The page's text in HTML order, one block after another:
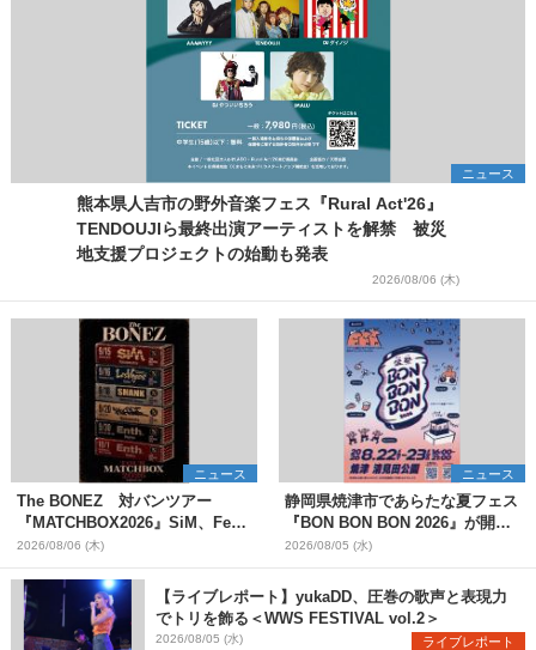
ニュース
熊本県人吉市の野外音楽フェス『Rural Act'26』
TENDOUJIら最終出演アーティストを解禁 被災
地支援プロジェクトの始動も発表
2026/08/06 (木)
ニュース
The BONEZ 対バンツアー
『MATCHBOX2026』SiM、Fear,
and Loathing in Las Vegasら対
バンアーティストを一斉解禁
2026/08/06 (木)
ニュース
静岡県焼津市であらたな夏フェス
『BON BON BON 2026』が開
催 音楽ライブ×盆踊り×DJ×屋台
グルメ×ランタンナイトで彩る2日
間
2026/08/05 (水)
【ライブレポート】yukaDD、圧巻の歌声と表現力
でトリを飾る＜WWS FESTIVAL vol.2＞
2026/08/05 (水) ライブレポート